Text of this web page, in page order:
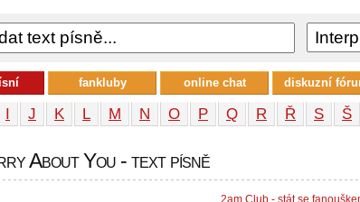
I J K L M N O P Q R Ř S Š
About You - text písně
2am Club - stát se
fankluby online chat diskuzní